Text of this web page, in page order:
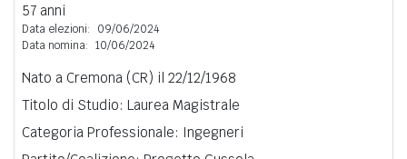
57 anni
Data elezioni:
09/06/2024
Data nomina: 10/06/2024
Nato a Cremona (CR) il 22/12/1968
Titolo di Studio: Laurea Magistrale
Categoria Professionale: Ingegneri